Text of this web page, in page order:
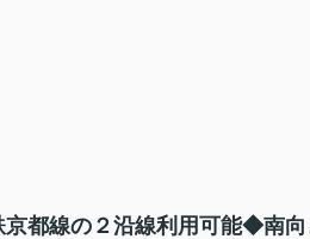
都線の２沿線利用可能◆南